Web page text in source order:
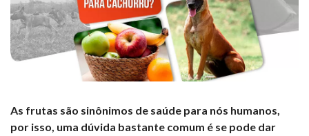
As frutas são sinônimos de saúde para nós humanos,
por isso, uma dúvida bastante comum é se pode dar